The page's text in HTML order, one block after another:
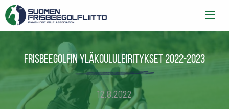
Frisbeegolfin yläkoululeiritykset 2022-2023
12.8.2022